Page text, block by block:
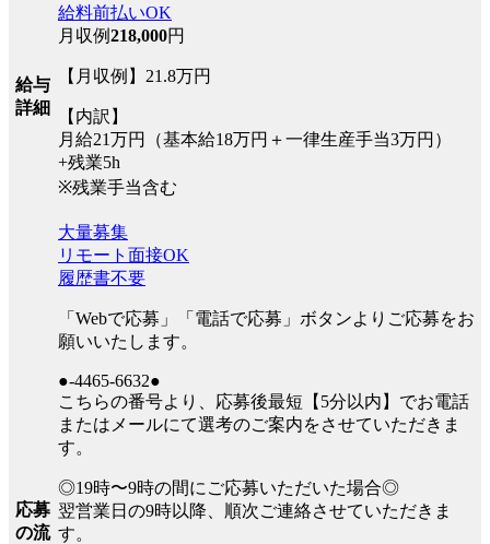
給与
詳細
給料前払いOK
月収例218,000円
【月収例】21.8万円
【内訳】
月給21万円（基本給18万円＋一律生産手当3万円）
+残業5h
※残業手当含む
応募
の流
大量募集
リモート面接OK
履歴書不要
「Webで応募」「電話で応募」ボタンよりご応募をお
願いいたします。
●-4465-6632●
こちらの番号より、応募後最短【5分以内】でお電話
またはメールにて選考のご案内をさせていただきま
す。
◎19時〜9時の間にご応募いただいた場合◎
翌営業日の9時以降、順次ご連絡させていただきま
す。